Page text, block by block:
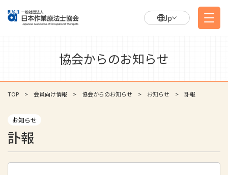
Jp
協会からのお知らせ
TOP 会員向け情報 協会からのお知らせ お知らせ 訃報
お知らせ
訃報